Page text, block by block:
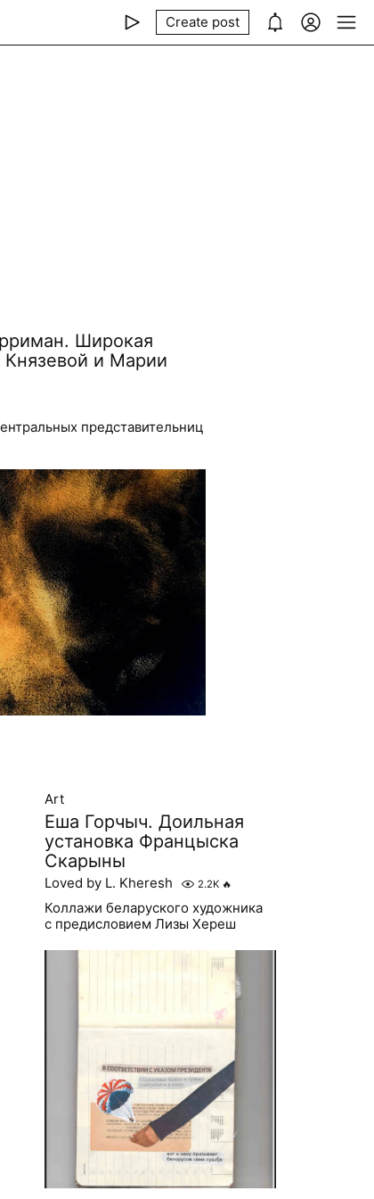
Create post
Широкая
Князевой и Марии
представительниц
Art
Еша Горчыч. Доильная
установка Францыска
Скарыны
Loved by L. Kheresh 2.2K 🔥
Коллажи беларуского художника
с предисловием Лизы Хереш